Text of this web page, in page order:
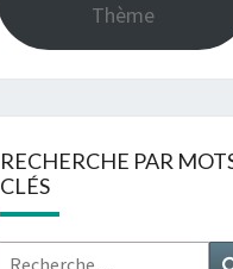
Thème
RECHERCHE PAR
CLÉS
Rechercher :